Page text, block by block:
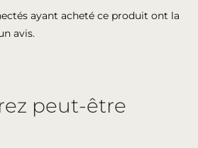
ayant acheté ce produit ont la
avis.
peut-être